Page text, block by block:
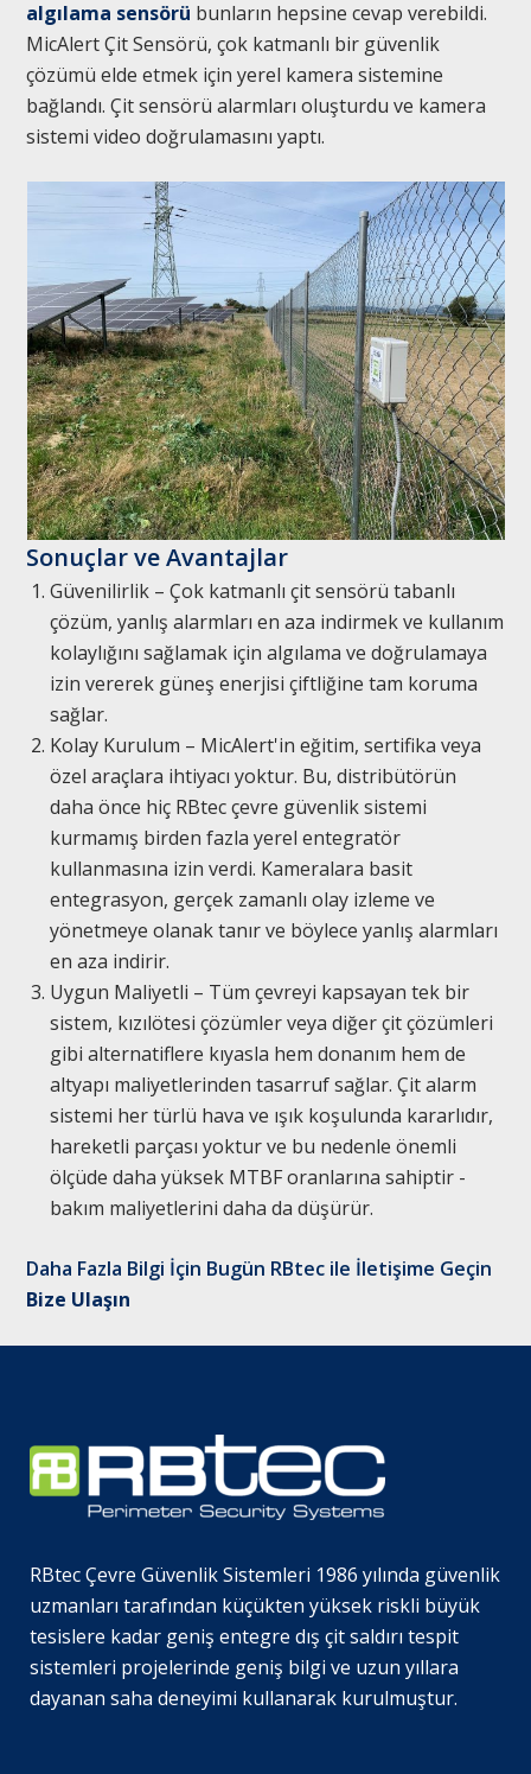
algılama sensörü bunların hepsine cevap verebildi.
MicAlert Çit Sensörü, çok katmanlı bir güvenlik
çözümü elde etmek için yerel kamera sistemine
bağlandı. Çit sensörü alarmları oluşturdu ve kamera
sistemi video doğrulamasını yaptı.
Sonuçlar ve Avantajlar
Güvenilirlik – Çok katmanlı çit sensörü tabanlı
çözüm, yanlış alarmları en aza indirmek ve kullanım
kolaylığını sağlamak için algılama ve doğrulamaya
izin vererek güneş enerjisi çiftliğine tam koruma
sağlar.
Kolay Kurulum – MicAlert'in eğitim, sertifika veya
özel araçlara ihtiyacı yoktur. Bu, distribütörün
daha önce hiç RBtec çevre güvenlik sistemi
kurmamış birden fazla yerel entegratör
kullanmasına izin verdi. Kameralara basit
entegrasyon, gerçek zamanlı olay izleme ve
yönetmeye olanak tanır ve böylece yanlış alarmları
en aza indirir.
Uygun Maliyetli – Tüm çevreyi kapsayan tek bir
sistem, kızılötesi çözümler veya diğer çit çözümleri
gibi alternatiflere kıyasla hem donanım hem de
altyapı maliyetlerinden tasarruf sağlar. Çit alarm
sistemi her türlü hava ve ışık koşulunda kararlıdır,
hareketli parçası yoktur ve bu nedenle önemli
ölçüde daha yüksek MTBF oranlarına sahiptir -
bakım maliyetlerini daha da düşürür.
Daha Fazla Bilgi İçin Bugün RBtec ile İletişime Geçin
Bize Ulaşın
RBtec Çevre Güvenlik Sistemleri 1986 yılında güvenlik
uzmanları tarafından küçükten yüksek riskli büyük
tesislere kadar geniş entegre dış çit saldırı tespit
sistemleri projelerinde geniş bilgi ve uzun yıllara
dayanan saha deneyimi kullanarak kurulmuştur.